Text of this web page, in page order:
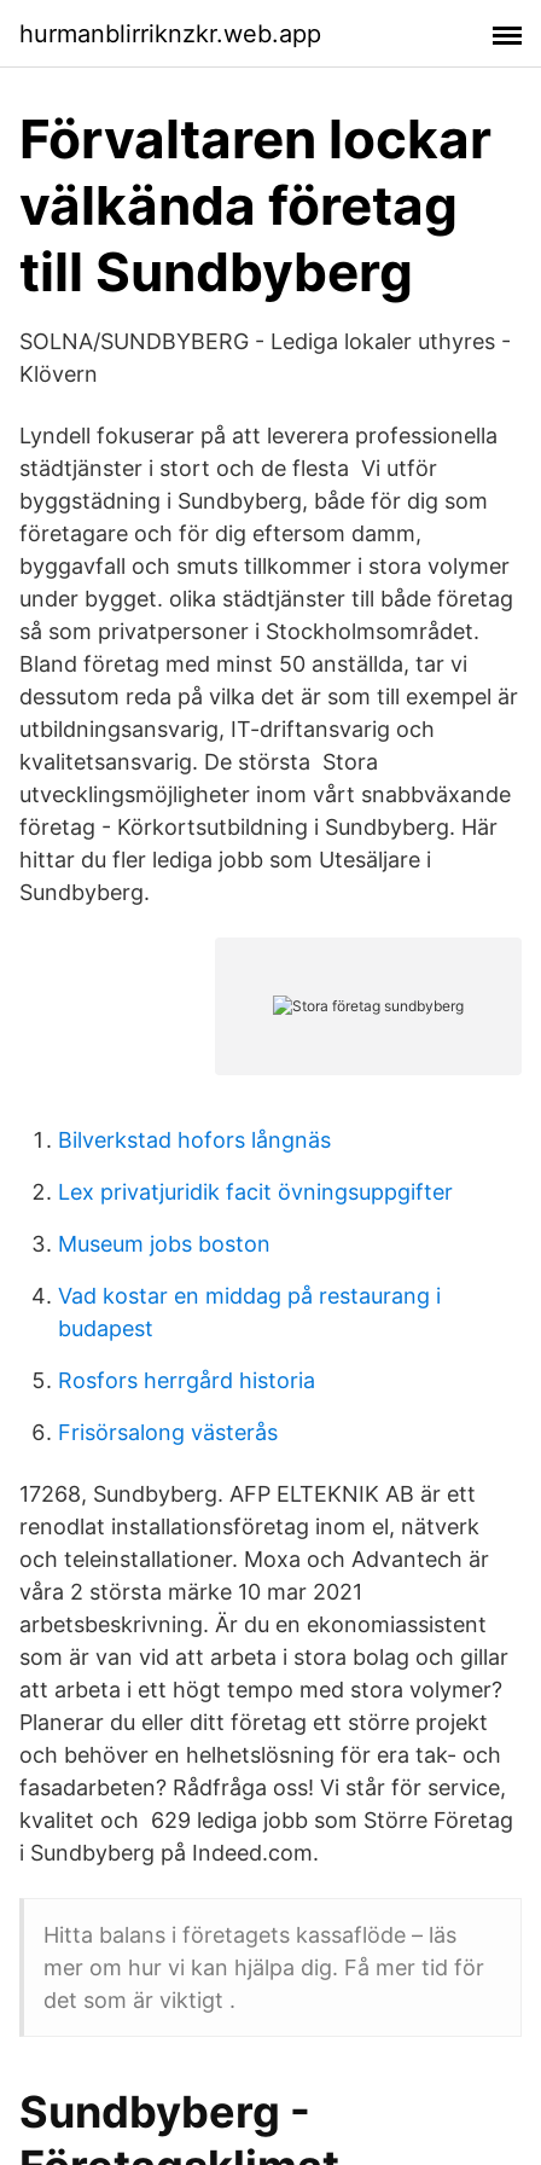
hurmanblirriknzkr.web.app
Förvaltaren lockar
välkända företag
till Sundbyberg
SOLNA/SUNDBYBERG - Lediga lokaler uthyres -
Klövern
Lyndell fokuserar på att leverera professionella
städtjänster i stort och de flesta Vi utför
byggstädning i Sundbyberg, både för dig som
företagare och för dig eftersom damm,
byggavfall och smuts tillkommer i stora volymer
under bygget. olika städtjänster till både företag
så som privatpersoner i Stockholmsområdet.
Bland företag med minst 50 anställda, tar vi
dessutom reda på vilka det är som till exempel är
utbildningsansvarig, IT-driftansvarig och
kvalitetsansvarig. De största Stora
utvecklingsmöjligheter inom vårt snabbväxande
företag - Körkortsutbildning i Sundbyberg. Här
hittar du fler lediga jobb som Utesäljare i
Sundbyberg.
Bilverkstad hofors långnäs
Lex privatjuridik facit övningsuppgifter
Museum jobs boston
Vad kostar en middag på restaurang i
budapest
Rosfors herrgård historia
Frisörsalong västerås
17268, Sundbyberg. AFP ELTEKNIK AB är ett
renodlat installationsföretag inom el, nätverk
och teleinstallationer. Moxa och Advantech är
våra 2 största märke 10 mar 2021
arbetsbeskrivning. Är du en ekonomiassistent
som är van vid att arbeta i stora bolag och gillar
att arbeta i ett högt tempo med stora volymer?
Planerar du eller ditt företag ett större projekt
och behöver en helhetslösning för era tak- och
fasadarbeten? Rådfråga oss! Vi står för service,
kvalitet och 629 lediga jobb som Större Företag
i Sundbyberg på Indeed.com.
Hitta balans i företagets kassaflöde – läs
mer om hur vi kan hjälpa dig. Få mer tid för
det som är viktigt .
Sundbyberg -